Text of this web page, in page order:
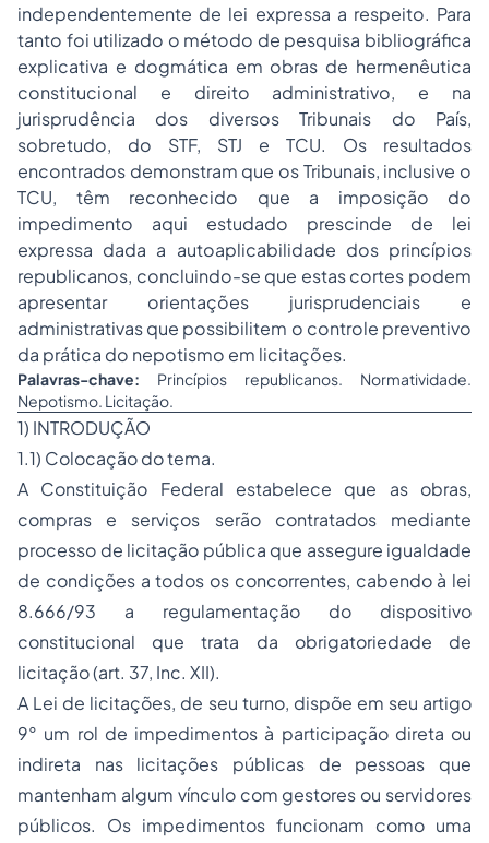
independentemente de lei expressa a respeito. Para
tanto foi utilizado o método de pesquisa bibliográfica
explicativa e dogmática em obras de hermenêutica
constitucional e direito administrativo, e na
jurisprudência dos diversos Tribunais do País,
sobretudo, do STF, STJ e TCU. Os resultados
encontrados demonstram que os Tribunais, inclusive o
TCU, têm reconhecido que a imposição do
impedimento aqui estudado prescinde de lei
expressa dada a autoaplicabilidade dos princípios
republicanos, concluindo-se que estas cortes podem
apresentar orientações jurisprudenciais e
administrativas que possibilitem o controle preventivo
da prática do nepotismo em licitações.
Palavras-chave: Princípios republicanos. Normatividade.
Nepotismo. Licitação.
1) INTRODUÇÃO
1.1) Colocação do tema.
A Constituição Federal estabelece que as obras,
compras e serviços serão contratados mediante
processo de licitação pública que assegure igualdade
de condições a todos os concorrentes, cabendo à lei
8.666/93 a regulamentação do dispositivo
constitucional que trata da obrigatoriedade de
licitação (art. 37, Inc. XII).
A Lei de licitações, de seu turno, dispõe em seu artigo
9° um rol de impedimentos à participação direta ou
indireta nas licitações públicas de pessoas que
mantenham algum vínculo com gestores ou servidores
públicos. Os impedimentos funcionam como uma